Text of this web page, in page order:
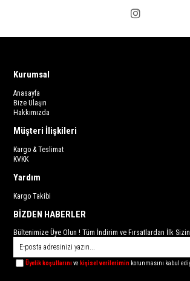
Kurumsal
Anasayfa
Bize Ulaşın
Hakkımızda
Müşteri İlişkileri
Kargo & Teslimat
KVKK
Yardım
Kargo Takibi
BİZDEN HABERLER
Bültenimize Üye Olun ! Tüm İndirim ve Fırsatlardan İlk
Üyelik koşullarınıve kişisel verilerimin korunmasını kabul